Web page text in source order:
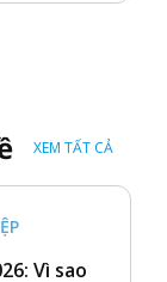
XEM TẤT CẢ
Vì sao